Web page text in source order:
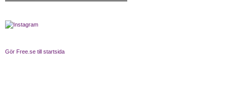
Gör Free.se till startsida